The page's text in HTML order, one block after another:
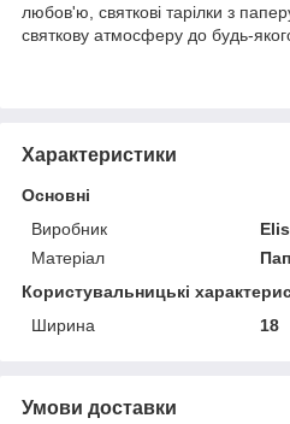
любов'ю, святкові тарілки з
святкову атмосферу до будь-
Характеристики
Основні
Виробник
Матеріал
Користувальницькі
Ширина
18
Умови доставки